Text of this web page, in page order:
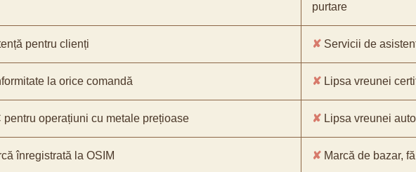
purtare
pentru clienți ✘ Servicii de
la orice comandă ✘ Lipsa vreunei
pentru operațiuni cu metale prețioase ✘ Lipsa vreunei
înregistrată la OSIM ✘ Marcă de bazar,